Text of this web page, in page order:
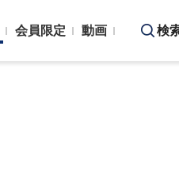
会員限定 動画 検